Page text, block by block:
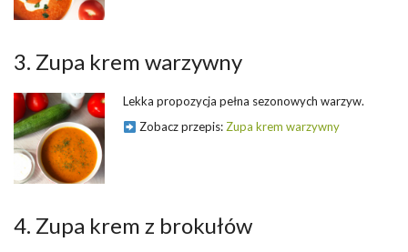
3. Zupa krem warzywny
Lekka propozycja pełna sezonowych warzyw.
Zobacz przepis:Zupa krem warzywny
4. Zupa krem z brokułów